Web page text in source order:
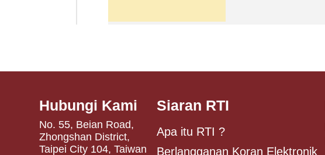
Hubungi Kami
No. 55, Beian Road,
Zhongshan District,
Taipei City 104, Taiwan
Siaran RTI
Apa itu RTI ?
Berlangganan Koran Elektronik